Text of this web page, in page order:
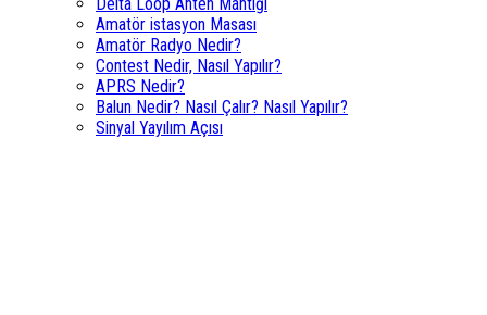
Amatör istasyon Masası
Amatör Radyo Nedir?
Contest Nedir, Nasıl Yapılır?
APRS Nedir?
Balun Nedir? Nasıl Çalır? Nasıl Yapılır?
Sinyal Yayılım Açısı